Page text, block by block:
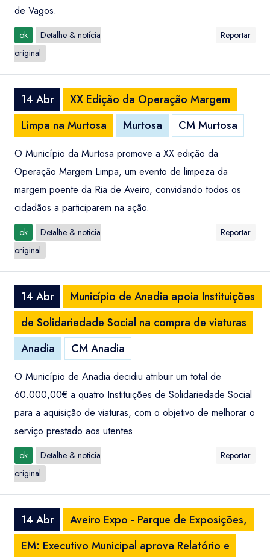
de Vagos.
ok
Detalhe & notícia
original
Reportar
14 Abr
XX Edição da Operação Margem
Limpa na Murtosa
Murtosa CM Murtosa
O Município da Murtosa promove a XX edição da
Operação Margem Limpa, um evento de limpeza da
margem poente da Ria de Aveiro, convidando todos os
cidadãos a participarem na ação.
ok
Detalhe & notícia
original
Reportar
14 Abr
Município de Anadia apoia Instituições
de Solidariedade Social na compra de viaturas
Anadia
CM Anadia
O Município de Anadia decidiu atribuir um total de
60.000,00€ a quatro Instituições de Solidariedade Social
para a aquisição de viaturas, com o objetivo de melhorar o
serviço prestado aos utentes.
ok
Detalhe & notícia
original
Reportar
14 Abr
Aveiro Expo - Parque de Exposições,
EM: Executivo Municipal aprova Relatório e